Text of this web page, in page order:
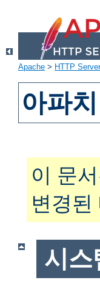
Apache > HTTP Server
아파
이 문
변경
시스